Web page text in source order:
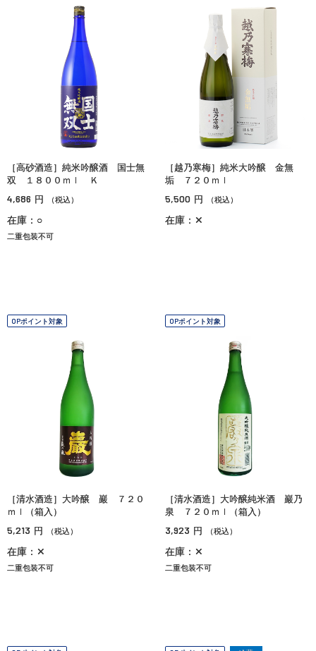
［高砂酒造］純米吟醸酒 国士無
双 １８００ｍｌ Ｋ
4,686 円 （税込）
在庫：○
二重包装不可
［越乃寒梅］純米大吟醸 金無
垢 ７２０ｍｌ
5,500 円 （税込）
在庫：✕
OPポイント対象
［清水酒造］大吟醸 巖 ７２０
ｍｌ（箱入）
5,213 円 （税込）
在庫：✕
二重包装不可
OPポイント対象
［清水酒造］大吟醸純米酒 巖乃
泉 ７２０ｍｌ（箱入）
3,923 円 （税込）
在庫：✕
二重包装不可